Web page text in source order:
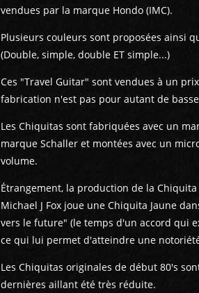
vendues par la marque Hondo (IMC).
Plusieurs couleurs sont proposées ainsi
(Double, simple, double ET simple...)
Ces "Travel Guitar" sont vendues à un
fabrication n'est pas pour autant de
Les Chiquitas sont fabriquées avec un
marque Schaller et montées avec un
volume.
Étrangement, la production de la
Michael J Fox joue une Chiquita Jaune
vers le future" (le temps d'un accord qui
ce qui lui permet d'atteindre une
Les Chiquitas originales de début 80's
dernières aillant été très réduite.